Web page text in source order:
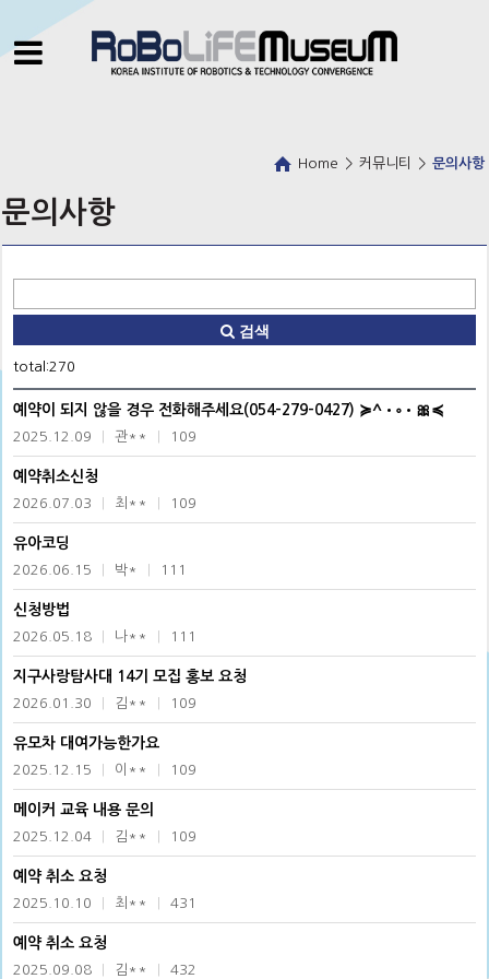
Home > 커뮤니티 > 문의사항
문의사항
검색
total:270
예약이 되지 않을 경우 전화해주세요(054-279-0427) ≽^•༚•🎀≼
2025.12.09 관** 109
예약취소신청
2026.07.03 최** 109
유아코딩
2026.06.15 박* 111
신청방법
2026.05.18 나** 111
지구사랑탐사대 14기 모집 홍보 요청
2026.01.30 김** 109
유모차 대여가능한가요
2025.12.15 이** 109
메이커 교육 내용 문의
2025.12.04 김** 109
예약 취소 요청
2025.10.10 최** 431
예약 취소 요청
2025.09.08 김** 432